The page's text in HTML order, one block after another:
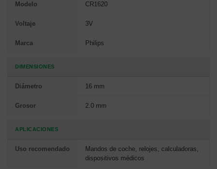
Modelo CR1620
Voltaje 3V
Marca Philips
DIMENSIONES
Diámetro 16 mm
Grosor 2.0 mm
APLICACIONES
Uso recomendado
Mandos de coche, relojes, calculadoras,
dispositivos médicos